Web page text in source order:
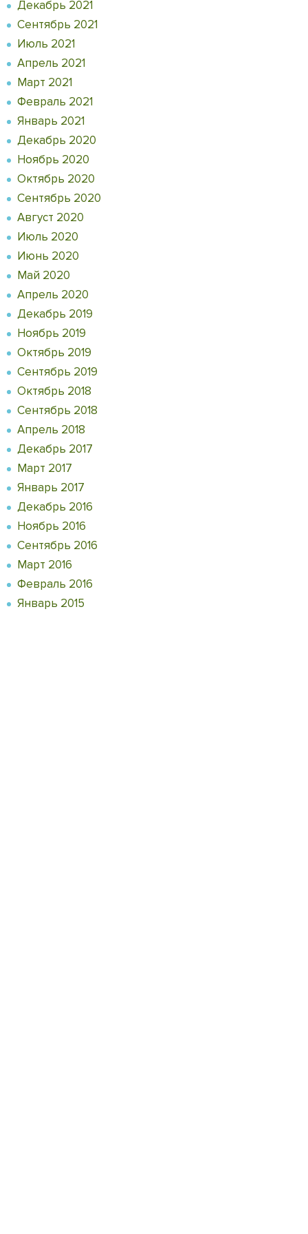
Декабрь 2021
Сентябрь 2021
Июль 2021
Апрель 2021
Март 2021
Февраль 2021
Январь 2021
Декабрь 2020
Ноябрь 2020
Октябрь 2020
Сентябрь 2020
Август 2020
Июль 2020
Июнь 2020
Май 2020
Апрель 2020
Декабрь 2019
Ноябрь 2019
Октябрь 2019
Сентябрь 2019
Октябрь 2018
Сентябрь 2018
Апрель 2018
Декабрь 2017
Март 2017
Январь 2017
Декабрь 2016
Ноябрь 2016
Сентябрь 2016
Март 2016
Февраль 2016
Январь 2015